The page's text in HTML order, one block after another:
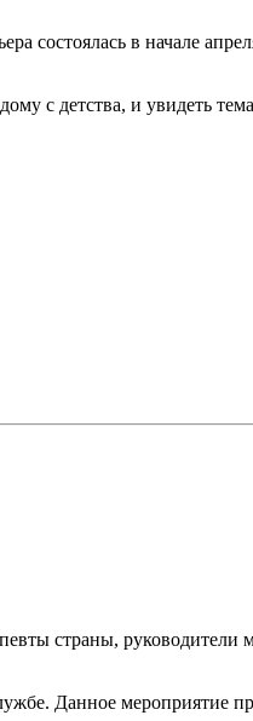
состоялась в начале
с детства, и увидеть
страны, руководители
Данное мероприятие